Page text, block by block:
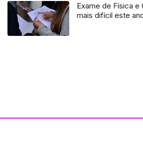
Exame de Física e
mais difícil este